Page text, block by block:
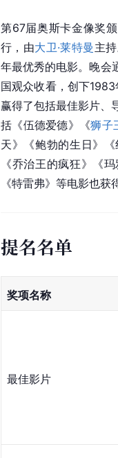
第67届奥斯卡金像奖
行，由大卫·莱特曼 主
年最优秀的电影。晚会
国观众收看，创下
赢得了包括最佳影片
括《伍德爱德》《狮子
天》《鲍勃的生日》
《乔治王的疯狂》《
《特雷弗》等电影也获
提名名单
奖项名称
最佳影片